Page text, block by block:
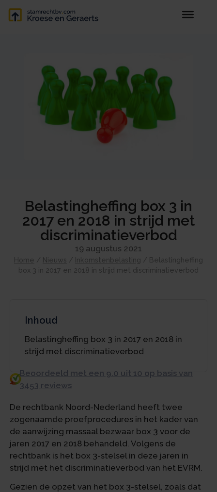
Belastingheffing box 3 in
2017 en 2018 in strijd met
discriminatieverbod
19 augustus 2021
Home / Nieuws / Inkomstenbelasting / Belastingheffing
box 3 in 2017 en 2018 in strijd met discriminatieverbod
Inhoud
Belastingheffing box 3 in 2017 en 2018 in
strijd met discriminatieverbod
Beoordeeld met een 9.0 uit 10 op basis van
3453 reviews
De rechtbank Noord-Nederland heeft twee
zogenaamde proefprocedures in het kader van
de aanwijzing massaal bezwaar box 3 voor de
jaren 2017 en 2018 behandeld. Volgens de
rechtbank is het box 3-stelsel in deze jaren in
strijd met het discriminatieverbod van het EVRM.
Gezien de opzet van het box 3-stelsel, zoals dat